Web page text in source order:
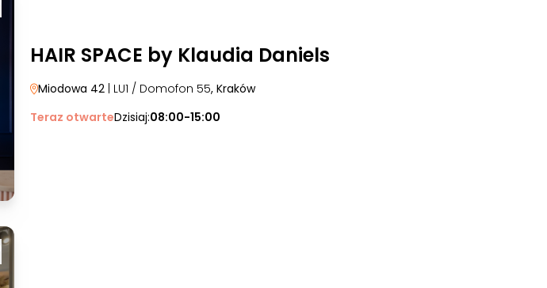
HAIR SPACE by Klaudia Daniels
Miodowa 42 | LU1 / Domofon 55, Kraków
Teraz otwarteDzisiaj:08:00-15:00